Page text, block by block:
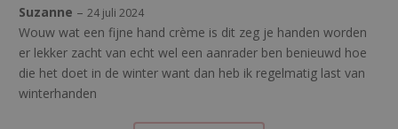
Gewaardeerd
5uit 5
Suzanne – 24 juli 2024
Wouw wat een fijne hand crème is dit zeg je handen worden
er lekker zacht van echt wel een aanrader ben benieuwd hoe
die het doet in de winter want dan heb ik regelmatig last van
winterhanden